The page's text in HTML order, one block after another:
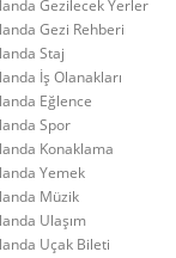
Gezilecek Yerler
Gezi Rehberi
Staj
İş Olanakları
Eğlence
Spor
Konaklama
Yemek
Müzik
Ulaşım
Uçak Bileti